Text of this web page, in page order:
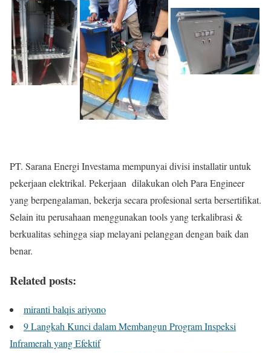
PT. Sarana Energi Investama mempunyai divisi installatir untuk
pekerjaan elektrikal. Pekerjaan dilakukan oleh Para Engineer
yang berpengalaman, bekerja secara profesional serta bersertifikat.
Selain itu perusahaan menggunakan tools yang terkalibrasi &
berkualitas sehingga siap melayani pelanggan dengan baik dan
benar.
Related posts:
miranti balqis ariyono
9 Langkah Kunci dalam Membangun Program Inspeksi
Inframerah yang Efektif